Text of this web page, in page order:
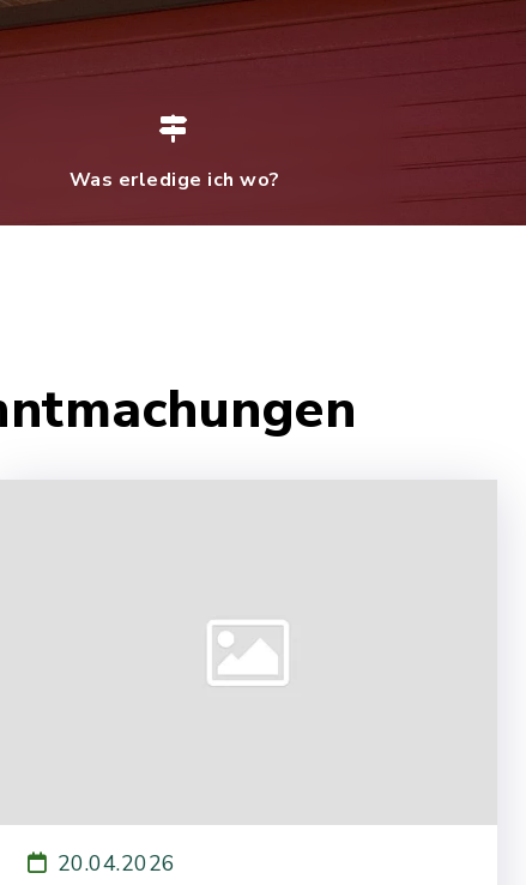
Was erledige ich wo?
20.04.2026